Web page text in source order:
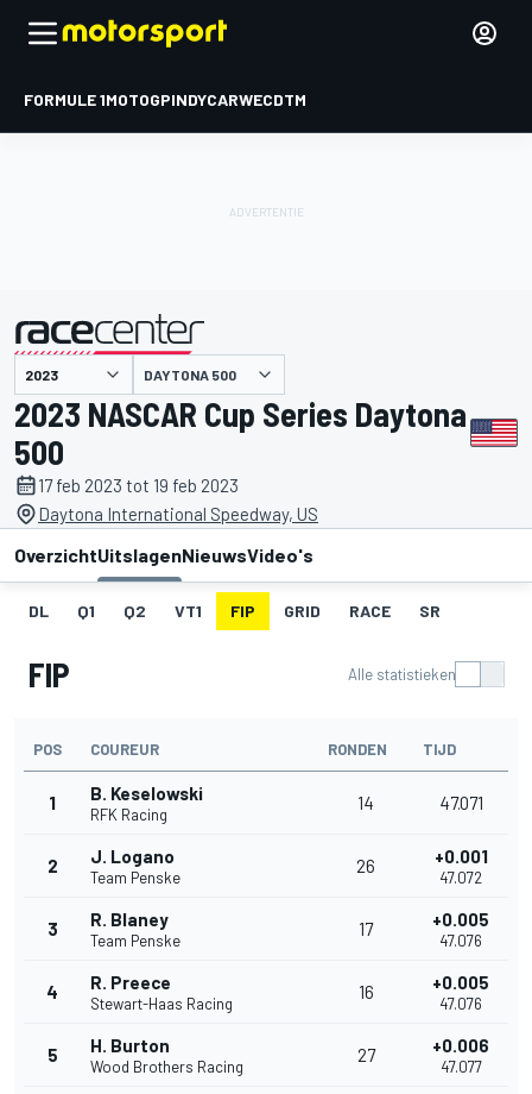
FORMULE 1MOTOGPINDYCARWECDTM
gepresenteerd door DAYTONA 500
2023 NASCAR Cup Series Daytona
500
17 feb 2023 tot 19 feb 2023
Daytona International Speedway, US
OverzichtUitslagenNieuwsVideo's
DL Q1 Q2 VT1 FIP GRID RACE SR
FIP Alle statistieken
POS COUREUR RONDEN TIJD
1 B. Keselowski
RFK Racing
14 47.071
2 J. Logano
Team Penske
26 +0.001
47.072
3 R. Blaney
Team Penske
17 +0.005
47.076
4 R. Preece
Stewart-Haas Racing
16 +0.005
47.076
5 H. Burton
Wood Brothers Racing
27 +0.006
47.077